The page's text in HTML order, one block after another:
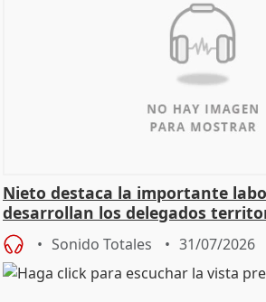
Nieto destaca la importante
desarrollan los delegados
Sonido Totales 31/07/2026